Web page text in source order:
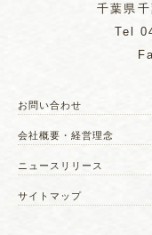
千葉県
Tel
お問い合わせ
会社概要・経営理念
ニュースリリース
サイトマップ